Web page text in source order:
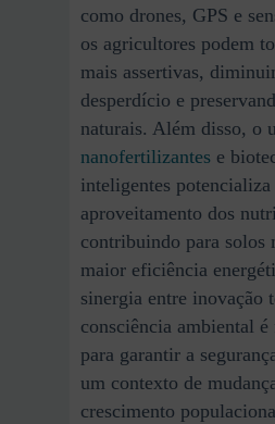
como drones, GPS e
os agricultores podem
mais assertivas,
desperdício e
naturais. Além disso, o
nanofertilizantes e
inteligentes potencializa
aproveitamento dos
contribuindo para solos
maior eficiência
sinergia entre inovação
consciência ambiental é
para garantir a
um contexto de
crescimento